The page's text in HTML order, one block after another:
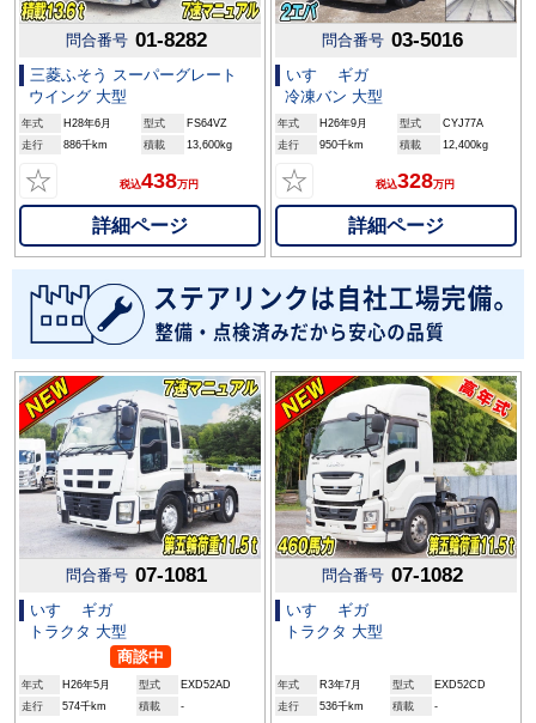
問合番号 01-8282
三菱ふそう スーパーグレート
ウイング 大型
年式 H28年6月 型式
FS64VZ
走行
886千km 積載 13,600kg
☆ 税込438万円
詳細ページ
問合番号 03-5016
いすゞ ギガ
冷凍バン 大型
年式 H26年9月 型式
CYJ77A
走行
950千km 積載 12,400kg
☆ 税込328万円
詳細ページ
問合番号 07-1081
いすゞ ギガ
トラクタ 大型
商談中
年式 H26年5月 型式
EXD52AD
走行
574千km 積載 -
問合番号 07-1082
いすゞ ギガ
トラクタ 大型
年式 R3年7月 型式
EXD52CD
走行
536千km 積載 -